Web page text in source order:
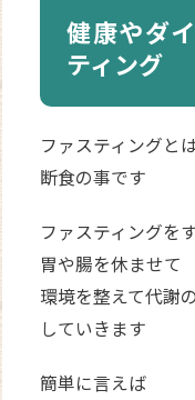
健康やダ
ティング
ファスティングと
断食の事です
ファスティングを
胃や腸を休ませて
環境を整えて代謝
していきます
簡単に言えば